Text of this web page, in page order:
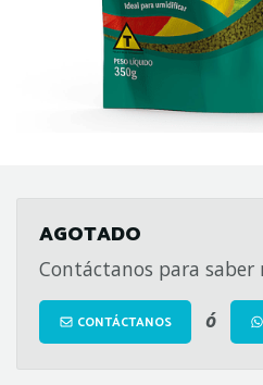
AGOTADO
Contáctanos para saber
CONTÁCTANOS ó